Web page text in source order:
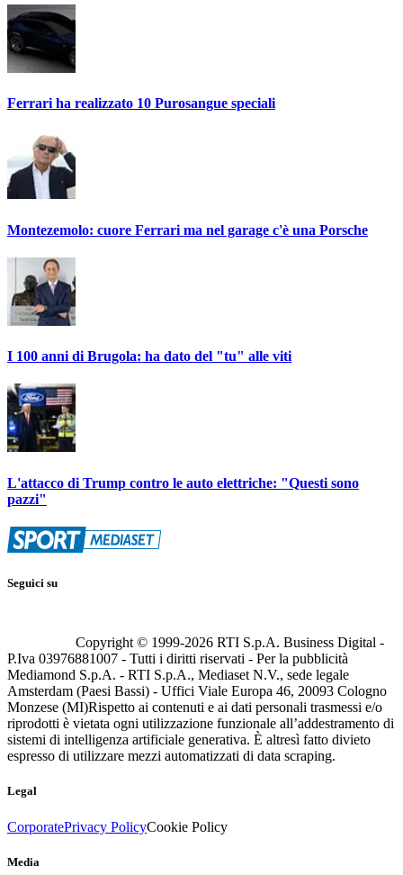
Ferrari ha realizzato 10 Purosangue speciali
Montezemolo: cuore Ferrari ma nel garage c'è una Porsche
I 100 anni di Brugola: ha dato del "tu" alle viti
L'attacco di Trump contro le auto elettriche: "Questi sono
pazzi"
Seguici su
Copyright © 1999-2026 RTI S.p.A. Business Digital -
P.Iva 03976881007 - Tutti i diritti riservati - Per la pubblicità
Mediamond S.p.A. - RTI S.p.A., Mediaset N.V., sede legale
Amsterdam (Paesi Bassi) - Uffici Viale Europa 46, 20093 Cologno
Monzese (MI)Rispetto ai contenuti e ai dati personali trasmessi e/o
riprodotti è vietata ogni utilizzazione funzionale all’addestramento di
sistemi di intelligenza artificiale generativa. È altresì fatto divieto
espresso di utilizzare mezzi automatizzati di data scraping.
Legal
CorporatePrivacy PolicyCookie Policy
Media